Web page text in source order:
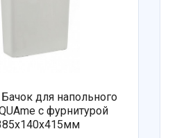
для напольного
с фурнитурой